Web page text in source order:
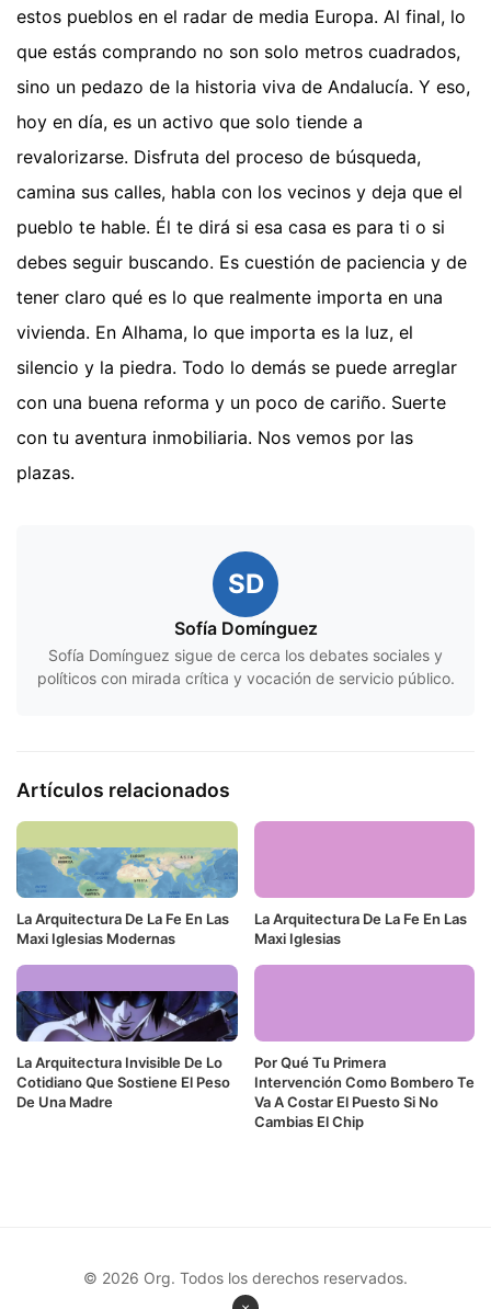
estos pueblos en el radar de media Europa. Al final, lo
que estás comprando no son solo metros cuadrados,
sino un pedazo de la historia viva de Andalucía. Y eso,
hoy en día, es un activo que solo tiende a
revalorizarse. Disfruta del proceso de búsqueda,
camina sus calles, habla con los vecinos y deja que el
pueblo te hable. Él te dirá si esa casa es para ti o si
debes seguir buscando. Es cuestión de paciencia y de
tener claro qué es lo que realmente importa en una
vivienda. En Alhama, lo que importa es la luz, el
silencio y la piedra. Todo lo demás se puede arreglar
con una buena reforma y un poco de cariño. Suerte
con tu aventura inmobiliaria. Nos vemos por las
plazas.
SD
Sofía Domínguez
Sofía Domínguez sigue de cerca los debates sociales y
políticos con mirada crítica y vocación de servicio público.
Artículos relacionados
La Arquitectura De La Fe En Las
Maxi Iglesias Modernas
La Arquitectura De La Fe En Las
Maxi Iglesias
La Arquitectura Invisible De Lo
Cotidiano Que Sostiene El Peso
De Una Madre
Por Qué Tu Primera
Intervención Como Bombero Te
Va A Costar El Puesto Si No
Cambias El Chip
© 2026 Org. Todos los derechos reservados.